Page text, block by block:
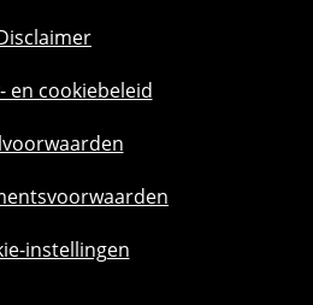
en cookiebeleid
instellingen